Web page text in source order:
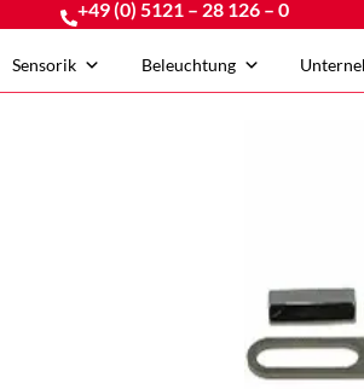
+49 (0) 5121 – 28 126 – 0
Sensorik Beleuchtung